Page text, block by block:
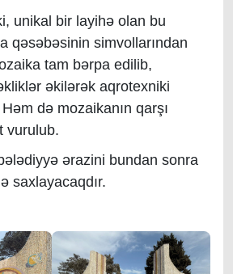
unikal bir layihə olan bu
qəsəbəsinin simvollarından
tam bərpa edilib,
əkilərək aqrotexniki
də mozaikanın qarşı
vurulub.
ərazini bundan sonra
saxlayacaqdır.